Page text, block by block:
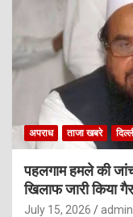
अपराध ताजा खबरे
पहलगाम हमले की
खिलाफ जारी किया
July 15, 2026 admin